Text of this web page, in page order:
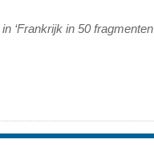
‘Frankrijk in 50